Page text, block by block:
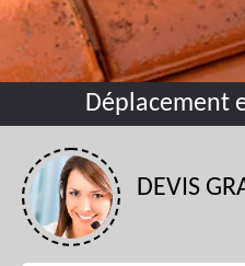
Déplacement
DEVIS